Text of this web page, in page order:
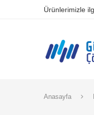
Ürünlerimizle
Anasayfa